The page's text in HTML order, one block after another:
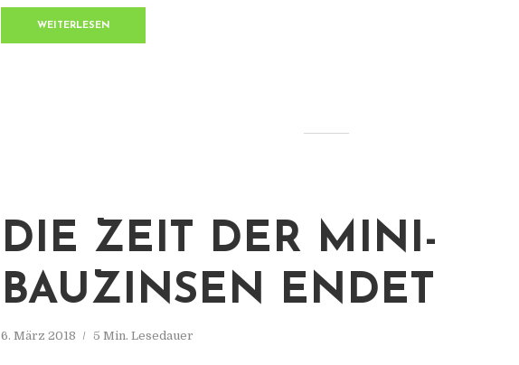
WEITERLESEN
DIE ZEIT DER MINI-
BAUZINSEN ENDET
6. März 2018 5 Min. Lesedauer